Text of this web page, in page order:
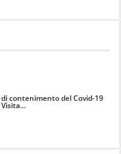
contenimento del Covid-19